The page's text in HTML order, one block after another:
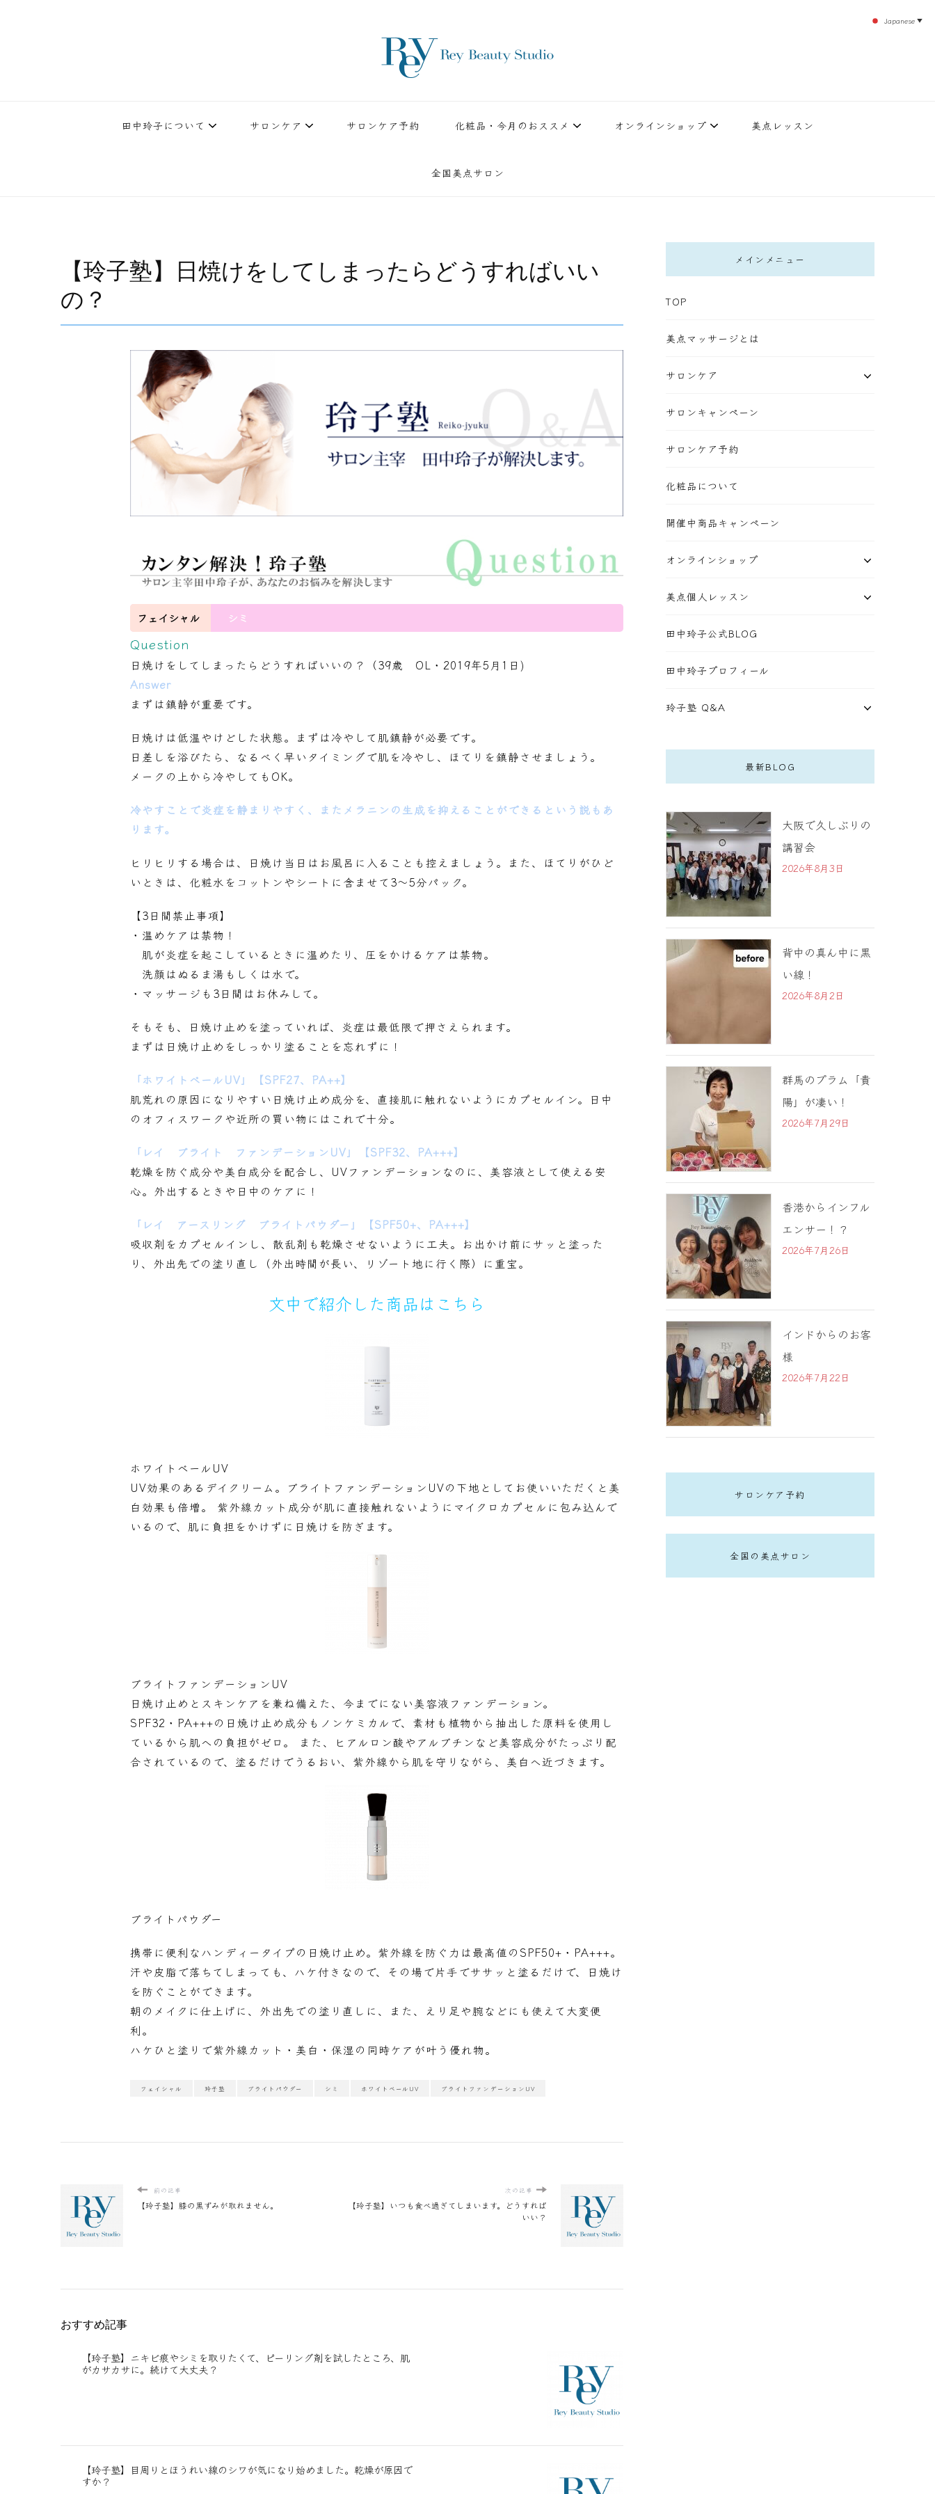
田中玲子について サロンケア サロンケア予約 化粧品・今月のおススメ オンラインショップ 美点レッスン
全国美点サロン
【玲子塾】日焼けをしてしまったらどうすればいい
の？
フェイシャル シミ
Question
日焼けをしてしまったらどうすればいいの？（39歳 OL・2019年5月1日)
Answer
まずは鎮静が重要です。
日焼けは低温やけどした状態。まずは冷やして肌鎮静が必要です。
日差しを浴びたら、なるべく早いタイミングで肌を冷やし、ほてりを鎮静させましょう。
メークの上から冷やしてもOK。
冷やすことで炎症を静まりやすく、またメラニンの生成を抑えることができるという説もあ
ります。
ヒリヒリする場合は、日焼け当日はお風呂に入ることも控えましょう。また、ほてりがひど
いときは、化粧水をコットンやシートに含ませて3〜5分パック。
【3日間禁止事項】
・温めケアは禁物！
肌が炎症を起こしているときに温めたり、圧をかけるケアは禁物。
洗顔はぬるま湯もしくは水で。
・マッサージも3日間はお休みして。
そもそも、日焼け止めを塗っていれば、炎症は最低限で押さえられます。
まずは日焼け止めをしっかり塗ることを忘れずに！
「ホワイトベールUV」【SPF27、PA++】
肌荒れの原因になりやすい日焼け止め成分を、直接肌に触れないようにカプセルイン。日中
のオフィスワークや近所の買い物にはこれで十分。
「レイ ブライト ファンデーションUV」【SPF32、PA+++】
乾燥を防ぐ成分や美白成分を配合し、UVファンデーションなのに、美容液として使える安
心。外出するときや日中のケアに！
「レイ アースリング ブライトパウダー」【SPF50+、PA+++】
吸収剤をカプセルインし、散乱剤も乾燥させないように工夫。お出かけ前にサッと塗った
り、外出先での塗り直し（外出時間が長い、リゾート地に行く際）に重宝。
文中で紹介した商品はこちら
ホワイトベールUV
UV効果のあるデイクリーム。ブライトファンデーションUVの下地としてお使いいただくと美
白効果も倍増。 紫外線カット成分が肌に直接触れないようにマイクロカプセルに包み込んで
いるので、肌に負担をかけずに日焼けを防ぎます。
ブライトファンデーションUV
日焼け止めとスキンケアを兼ね備えた、今までにない美容液ファンデーション。
SPF32・PA+++の日焼け止め成分もノンケミカルで、素材も植物から抽出した原料を使用し
ているから肌への負担がゼロ。 また、ヒアルロン酸やアルブチンなど美容成分がたっぷり配
合されているので、塗るだけでうるおい、紫外線から肌を守りながら、美白へ近づきます。
ブライトパウダー
携帯に便利なハンディータイプの日焼け止め。紫外線を防ぐ力は最高値のSPF50+・PA+++。
汗や皮脂で落ちてしまっても、ハケ付きなので、その場で片手でササッと塗るだけで、日焼け
を防ぐことができます。
朝のメイクに仕上げに、外出先での塗り直しに、また、えり足や腕などにも使えて大変便
利。
ハケひと塗りで紫外線カット・美白・保湿の同時ケアが叶う優れ物。
フェイシャル 玲子塾 ブライトパウダー シミ ホワイトベールUV ブライトファンデーションUV
前の記事
【玲子塾】膝の黒ずみが取れません。
次の記事
【玲子塾】いつも食べ過ぎてしまいます。どうすれば
いい？
おすすめ記事
【玲子塾】ニキビ痕やシミを取りたくて、ピーリング剤を試したところ、肌
がカサカサに。続けて大丈夫？
【玲子塾】目周りとほうれい線のシワが気になり始めました。乾燥が原因で
すか？
メインメニュー
TOP
美点マッサージとは
サロンケア
サロンキャンペーン
サロンケア予約
化粧品について
開催中商品キャンペーン
オンラインショップ
美点個人レッスン
田中玲子公式BLOG
田中玲子プロフィール
玲子塾 Q&A
最新BLOG
大阪で久しぶりの
講習会
2026年8月3日
背中の真ん中に黒
い線！
2026年8月2日
群馬のプラム「貴
陽」が凄い！
2026年7月29日
香港からインフル
エンサー！？
2026年7月26日
インドからのお客
様
2026年7月22日
サロンケア予約
全国の美点サロン
Japanese ▼